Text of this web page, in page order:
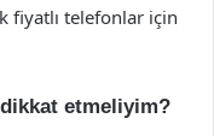
fiyatlı telefonlar için
etmeliyim?